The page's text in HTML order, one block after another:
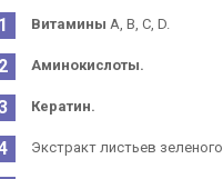
Витамины А, В, С, D.
Аминокислоты.
Кератин.
Экстракт листьев зеленого